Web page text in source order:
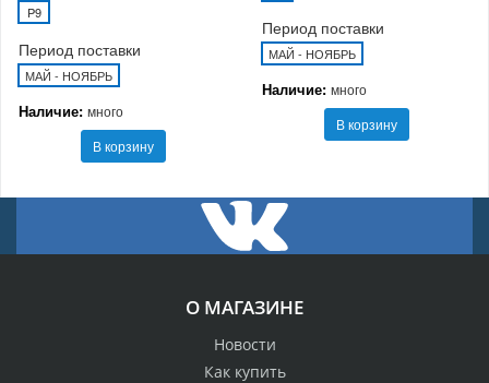
P9
Период поставки
МАЙ - НОЯБРЬ
Наличие: много
В корзину
Период поставки
МАЙ - НОЯБРЬ
Наличие: много
В корзину
О МАГАЗИНЕ
Новости
Как купить